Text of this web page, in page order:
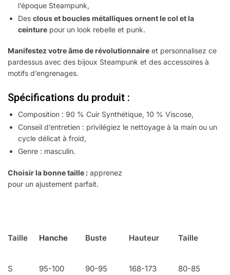
l’époque Steampunk,
Des clous et boucles métalliques ornent le col et la
ceinture pour un look rebelle et punk.
Manifestez votre âme de révolutionnaire et personnalisez ce
pardessus avec des bijoux Steampunk et des accessoires à
motifs d’engrenages.
Spécifications du produit :
Composition : 90 % Cuir Synthétique, 10 % Viscose,
Conseil d’entretien : privilégiez le nettoyage à la main ou un
cycle délicat à froid,
Genre : masculin.
Choisir la bonne taille : apprenez
pour un ajustement parfait.
Taille Hanche Buste Hauteur Taille
S
95-100
90-95
168-173
80-85